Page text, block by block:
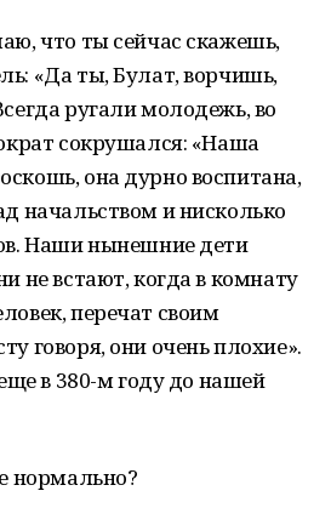
что ты сейчас скажешь,
«Да ты, Булат, ворчишь,
ругали молодежь, во
сокрушался: «Наша
она дурно воспитана,
начальством и нисколько
Наши нынешние дети
не встают, когда в комнату
перечат своим
говоря, они очень плохие».
в 380-м году до нашей
нормально?